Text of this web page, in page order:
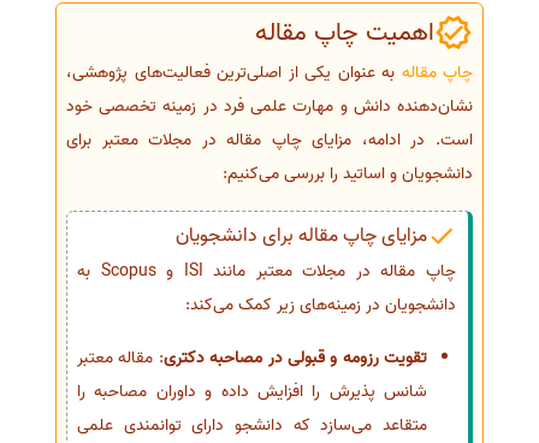
سفارش انگیزه‌نامه‌SOP
اهمیت چاپ مقاله
چاپ مقاله به عنوان یکی از اصلی‌ترین فعالیت‌های پژوهشی،
نشان‌دهنده دانش و مهارت علمی فرد در زمینه تخصصی خود
است. در ادامه، مزایای چاپ مقاله در مجلات معتبر برای
دانشجویان و اساتید را بررسی می‌کنیم:
مزایای چاپ مقاله برای دانشجویان
چاپ مقاله در مجلات معتبر مانند ISI و Scopus به
دانشجویان در زمینه‌های زیر کمک می‌کند:
تقویت رزومه و قبولی در مصاحبه دکتری: مقاله معتبر
شانس پذیرش را افزایش داده و داوران مصاحبه را
متقاعد می‌سازد که دانشجو دارای توانمندی علمی